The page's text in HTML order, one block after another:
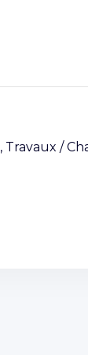
, Travaux /